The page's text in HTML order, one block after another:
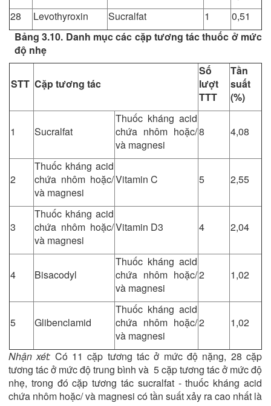
28
Levothyroxin Sucralfat 1
0,51
Bảng 3.10. Danh mục các cặp tương tác thuốc ở mức
độ nhẹ
STT Cặp tương tác
Số
lượt
TTT
Tần
suất
(%)
1 Sucralfat
Thuốc kháng acid
chứa nhôm hoặc/
và magnesi
8 4,08
2
Thuốc kháng acid
chứa nhôm hoặc/
và magnesi
Vitamin C 5 2,55
3
Thuốc kháng acid
chứa nhôm hoặc/
và magnesi
Vitamin D3 4 2,04
4 Bisacodyl
Thuốc kháng acid
chứa nhôm hoặc/
và magnesi
2 1,02
5 Glibenclamid
Thuốc kháng acid
chứa nhôm hoặc/
và magnesi
2 1,02
Nhận xét: Có 11 cặp tương tác ở mức độ nặng, 28 cặp
tương tác ở mức độ trung bình và 5 cặp tương tác ở mức độ
nhẹ, trong đó cặp tương tác sucralfat - thuốc kháng acid
chứa nhôm hoặc/ và magnesi có tần suất xảy ra cao nhất là